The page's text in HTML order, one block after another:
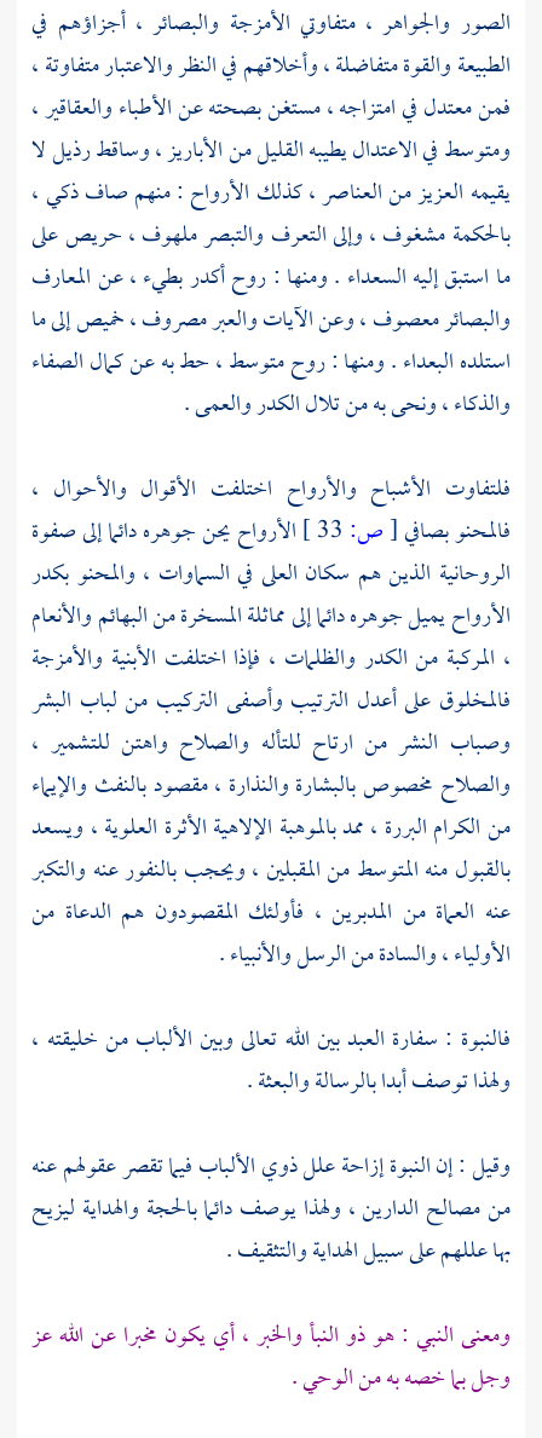
الصور والجواهر ، متفاوتي الأمزجة والبصائر ، أجزاؤهم في
الطبيعة والقوة متفاضلة ، وأخلاقهم في النظر والاعتبار متفاوتة ،
فمن معتدل في امتزاجه ، مستغن بصحته عن الأطباء والعقاقير ،
ومتوسط في الاعتدال يطيبه القليل من الأباريز ، وساقط رذيل لا
يقيمه العزيز من العناصر ، كذلك الأرواح : منهم صاف ذكي ،
بالحكمة مشغوف ، وإلى التعرف والتبصر ملهوف ، حريص على
ما استبق إليه السعداء . ومنها : روح أكدر بطيء ، عن المعارف
والبصائر معصوف ، وعن الآيات والعبر مصروف ، خميص إلى ما
استلده البعداء . ومنها : روح متوسط ، حط به عن كمال الصفاء
والذكاء ، ونحى به من تلال الكدر والعمى .
فلتفاوت الأشباح والأرواح اختلفت الأقوال والأحوال ،
فالمحنو بصافي[ص:
الأرواح يحن جوهره دائما إلى صفوة
الروحانية الذين هم سكان العلى في السماوات ، والمحنو بكدر
الأرواح يميل جوهره دائما إلى مماثلة المسخرة من البهائم والأنعام
، المركبة من الكدر والظلمات ، فإذا اختلفت الأبنية والأمزجة
فالمخلوق على أعدل الترتيب وأصفى التركيب من لباب البشر
وصباب النشر من ارتاح للتأله والصلاح واهتن للتشمير ،
والصلاح مخصوص بالبشارة والنذارة ، مقصود بالنفث والإيماء
من الكرام البررة ، ممد بالموهبة الإلاهية الأثرة العلوية ، ويسعد
بالقبول منه المتوسط من المقبلين ، ويحجب بالنفور عنه والتكبر
عنه العماة من المدبرين ، فأولئك المقصودون هم الدعاة من
الأولياء ، والسادة من الرسل والأنبياء .
فالنبوة : سفارة العبد بين الله تعالى وبين الألباب من خليقته ،
ولهذا توصف أبدا بالرسالة والبعثة .
وقيل : إن النبوة إزاحة علل ذوي الألباب فيما تقصر عقولهم عنه
من مصالح الدارين ، ولهذا يوصف دائما بالحجة والهداية ليزيح
بها عللهم على سبيل الهداية والتثقيف .
ومعنى النبي : هو ذو النبأ والخبر ، أي يكون مخبرا عن الله عز
وجل بما خصه به من الوحي .